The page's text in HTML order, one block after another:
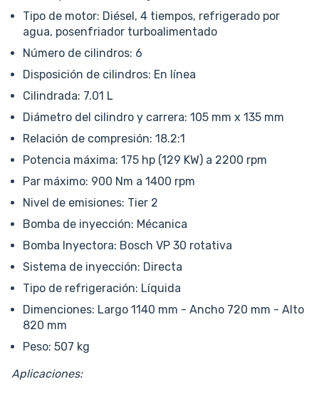
Tipo de motor: Diésel, 4 tiempos, refrigerado por
agua, posenfriador turboalimentado
Número de cilindros: 6
Disposición de cilindros: En línea
Cilindrada: 7.01 L
Diámetro del cilindro y carrera: 105 mm x 135 mm
Relación de compresión: 18.2:1
Potencia máxima: 175 hp (129 KW) a 2200 rpm
Par máximo: 900 Nm a 1400 rpm
Nivel de emisiones: Tier 2
Bomba de inyección: Mécanica
Bomba Inyectora: Bosch VP 30 rotativa
Sistema de inyección: Directa
Tipo de refrigeración: Líquida
Dimenciones: Largo 1140 mm - Ancho 720 mm - Alto
820 mm
Peso: 507 kg​
Aplicaciones: